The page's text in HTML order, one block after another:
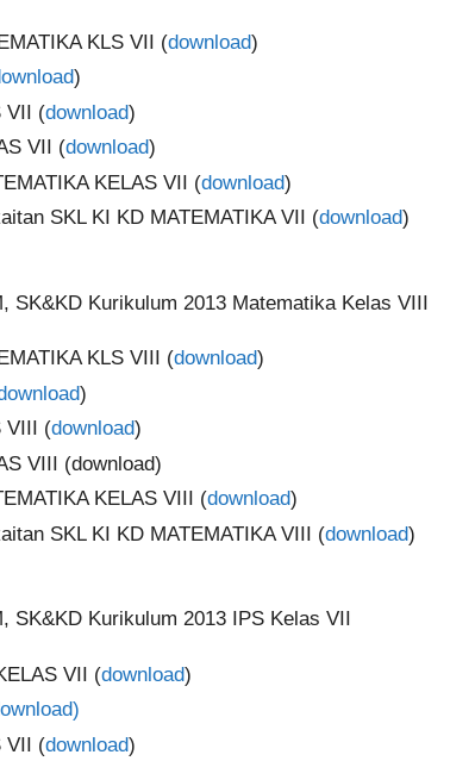
KLS VII (download)
)
VII (download)
VII (download)
KELAS VII (download)
SKL KI KD MATEMATIKA VII (download)
SK&KD Kurikulum 2013 Matematika Kelas VIII
KLS VIII (download)
)
VIII (download)
VIII (download)
KELAS VIII (download)
SKL KI KD MATEMATIKA VIII (download)
SK&KD Kurikulum 2013 IPS Kelas VII
VII (download)
VII (download)